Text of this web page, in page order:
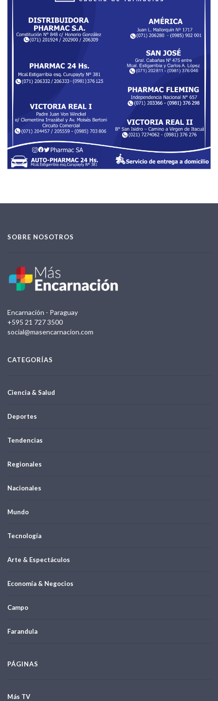
SOBRE NOSOTROS
Encarnación - Paraguay
+595 21 727 3500
social@masencarnacion.com
CATEGORÍAS
Ciencia & Salud
Deportes
Tendencias
Regionales
Nacionales
Mundo
Tecnología
Arte & Espectáculos
Economía & Negocios
Campo
Farandula
PÁGINAS
Más TV